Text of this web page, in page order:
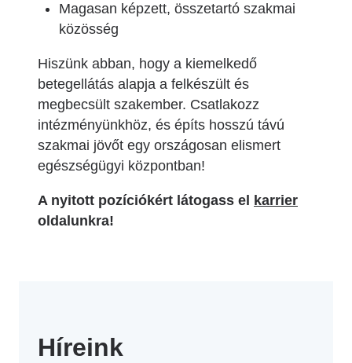
Magasan képzett, összetartó szakmai
közösség
Hiszünk abban, hogy a kiemelkedő
betegellátás alapja a felkészült és
megbecsült szakember. Csatlakozz
intézményünkhöz, és építs hosszú távú
szakmai jövőt egy országosan elismert
egészségügyi központban!
A nyitott pozíciókért látogass el
karrier
oldalunkra!
Híreink